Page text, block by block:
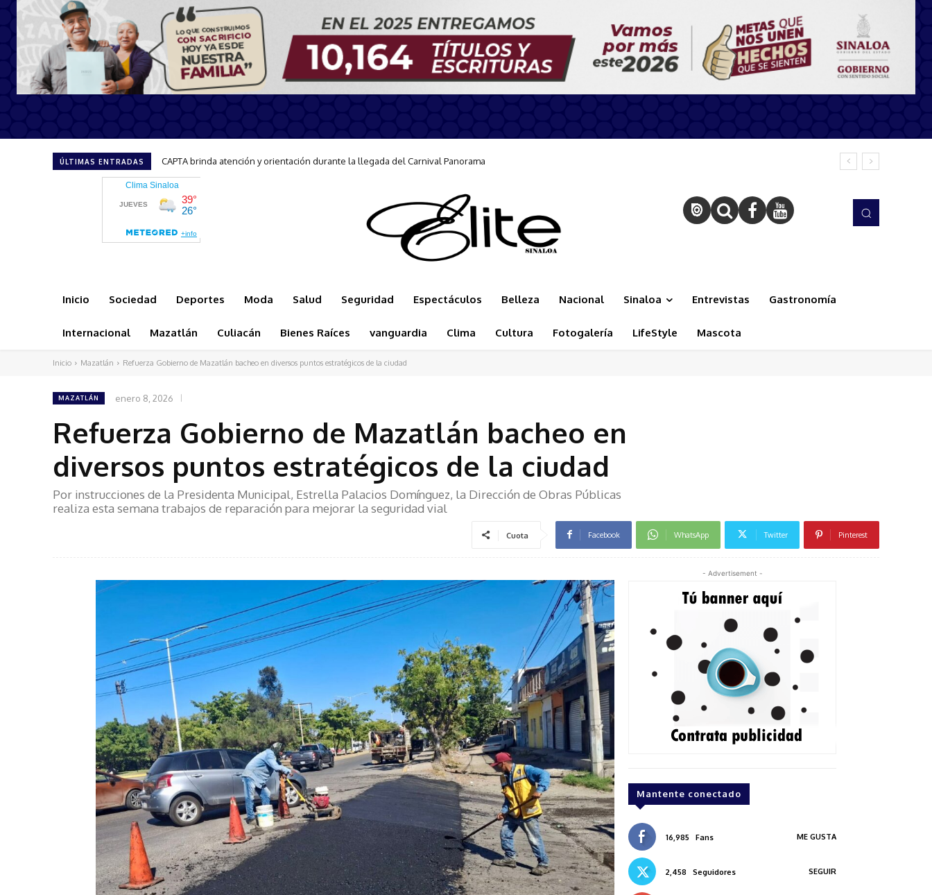
ÚLTIMAS ENTRADAS Invita Gobernadora Yeraldine a sumarse a la Jornada Nacional de Reforestación
Inicio Sociedad Deportes Moda Salud Seguridad Espectáculos Belleza Nacional Sinaloa Entrevistas Gastronomía
Internacional Mazatlán Culiacán Bienes Raíces vanguardia Clima Cultura Fotogalería LifeStyle Mascota
Inicio Mazatlán Refuerza Gobierno de Mazatlán bacheo en diversos puntos estratégicos de la ciudad
MAZATLÁN enero 8, 2026
Refuerza Gobierno de Mazatlán bacheo en
diversos puntos estratégicos de la ciudad
Por instrucciones de la Presidenta Municipal, Estrella Palacios Domínguez, la Dirección de Obras Públicas
realiza esta semana trabajos de reparación para mejorar la seguridad vial
Cuota Facebook WhatsApp Twitter Pinterest
- Advertisement -
Mantente conectado
16,985 Fans ME GUSTA
2,458 Seguidores SEGUIR